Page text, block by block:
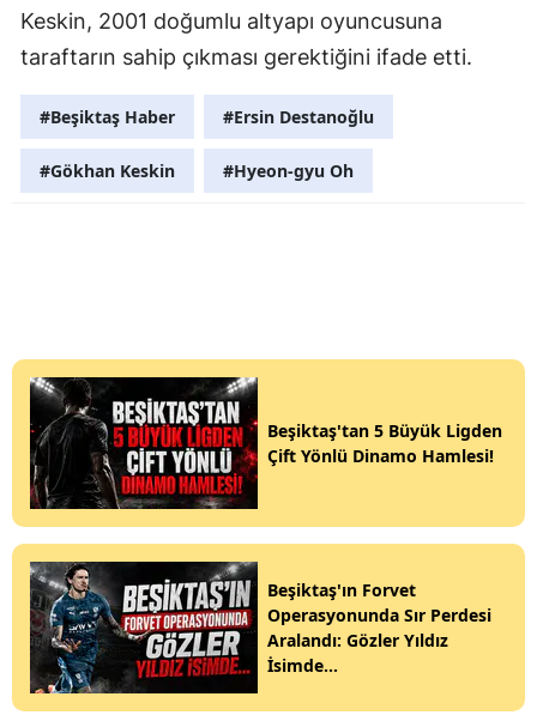
Keskin, 2001 doğumlu altyapı oyuncusuna
taraftarın sahip çıkması gerektiğini ifade etti.
#Beşiktaş Haber #Ersin Destanoğlu
#Gökhan Keskin #Hyeon-gyu Oh
Beşiktaş'tan 5 Büyük Ligden
Çift Yönlü Dinamo Hamlesi!
Beşiktaş'ın Forvet
Operasyonunda Sır Perdesi
Aralandı: Gözler Yıldız
İsimde...